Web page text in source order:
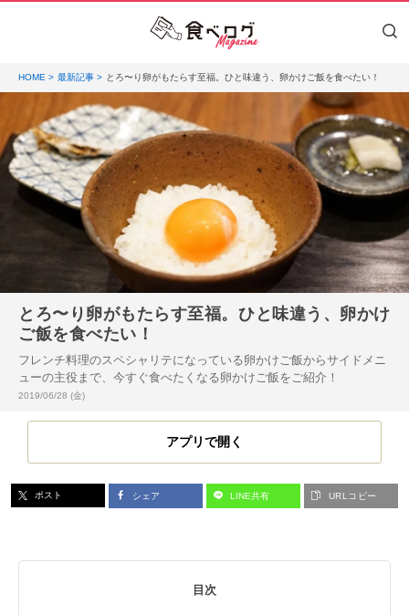
HOME 最新記事 とろ〜り卵がもたらす至福。ひと味違う、卵かけご飯を食べたい！
とろ〜り卵がもたらす至福。ひと味違う、卵かけ
ご飯を食べたい！
フレンチ料理のスペシャリテになっている卵かけご飯からサイドメニ
ューの主役まで、今すぐ食べたくなる卵かけご飯をご紹介！
投稿日:
2019/06/28 (金)
アプリで開く
ポスト シェア LINE共有 URLコピー
目次